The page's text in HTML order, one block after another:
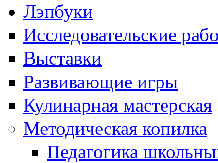
Лэпбуки
Исследовательские
Выставки
Развивающие игры
Кулинарная мастерская
Методическая копилка
Педагогика